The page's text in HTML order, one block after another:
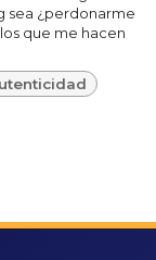
sea ¿perdonarme
que me hacen